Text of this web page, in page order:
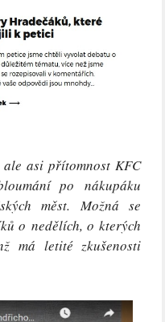
asi přítomnost KFC
po nákupáku
měst. Možná se
o nedělích, o kterých
má letité zkušenosti